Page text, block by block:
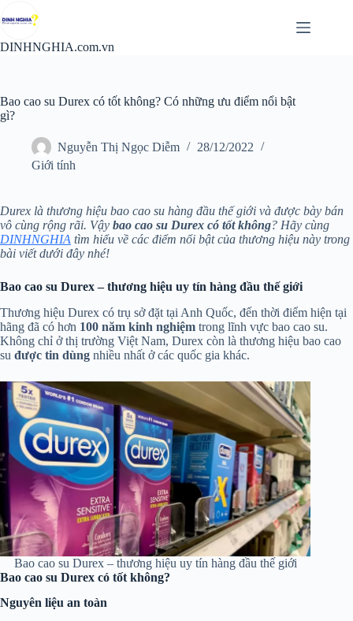
đến
nội
DINHNGHIA.com.vn
Bao cao su Durex có tốt không? Có những ưu điểm nổi bật
gì?
Nguyễn Thị Ngọc Diễm
28/12/2022
Giới tính
Durex là thương hiệu bao cao su hàng đầu thế giới và được bày bán
vô cùng rộng rãi. Vậy bao cao su Durex có tốt không? Hãy cùng
DINHNGHIA tìm hiểu về các điểm nổi bật của thương hiệu này trong
bài viết dưới đây nhé!
Bao cao su Durex – thương hiệu uy tín hàng đầu thế giới
Thương hiệu Durex có trụ sở đặt tại Anh Quốc, đến thời điểm hiện tại
hãng đã có hơn 100 năm kinh nghiệm trong lĩnh vực bao cao su.
Không chỉ ở thị trường Việt Nam, Durex còn là thương hiệu bao cao
su được tin dùng nhiều nhất ở các quốc gia khác.
Bao cao su Durex – thương hiệu uy tín hàng đầu thế giới
Bao cao su Durex có tốt không?
Nguyên liệu an toàn